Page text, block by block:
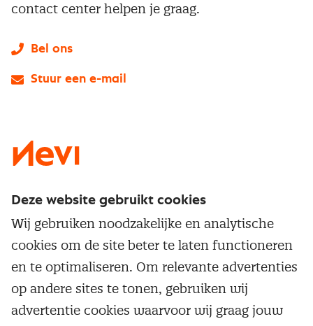
Service & contact
Over inkoop
Netwerk en communities
Aanmelden nieuwsbrief
Populaire thema's
Aanbesteden
Contractmanagement
Opleidingen en trainingen
Trainingen
contact center helpen je graag.
Bel ons
Stuur een e-mail
Deze website gebruikt cookies
Wij gebruiken noodzakelijke en analytische
cookies om de site beter te laten functioneren
en te optimaliseren. Om relevante advertenties
op andere sites te tonen, gebruiken wij
advertentie cookies waarvoor wij graag jouw